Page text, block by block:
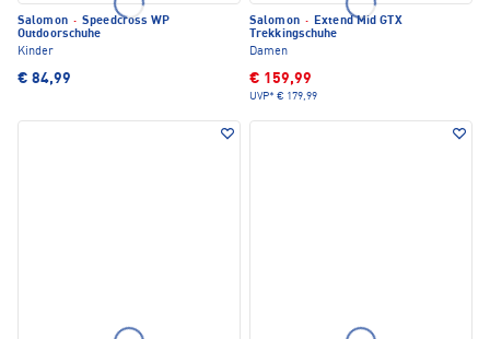
Salomon · Speedcross WP
Outdoorschuhe
Kinder
€ 84,99
Salomon · Extend Mid GTX
Trekkingschuhe
Damen
€ 159,99
UVP* € 179,99